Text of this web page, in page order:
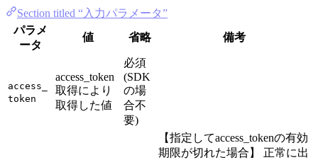
Section titled “入力パラメータ”
パラメ
ータ
値 省略 備考
access_
token
access_token
取得により
取得した値
必須
(SDK
の場
合不
要)
【指定してaccess_tokenの有効
期限が切れた場合】 正常に出